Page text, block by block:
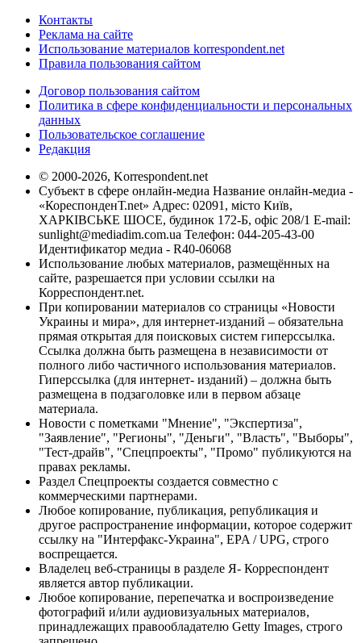
Контакты
Реклама на сайте
Использование материалов korrespondent.net
Правила пользования сайтом
Договор пользования сайтом
Политика в сфере конфиденциальности и персональных
данных
Пользовательское соглашение
Редакция
© 2000-2026, Korrespondent.net
Субъект в сфере онлайн-медиа Название онлайн-медиа -
«КореспонденТ.net» Адрес: 02091, місто Київ,
ХАРКІВСЬКЕ ШОСЕ, будинок 172-Б, офіс 208/1 E-mail:
sunlight@mediadim.com.ua Телефон: 044-205-43-00
Идентификатор медиа - R40-06068
Использование любых материалов, размещённых на
сайте, разрешается при условии ссылки на
Корреспондент.net.
При копировании материалов со страницы «Новости
Украины и мира», для интернет-изданий – обязательна
прямая открытая для поисковых систем гиперссылка.
Ссылка должна быть размещена в независимости от
полного либо частичного использования материалов.
Гиперссылка (для интернет- изданий) – должна быть
размещена в подзаголовке или в первом абзаце
материала.
Новости с пометками "Мнение", "Экспертиза",
"Заявление", "Регионы", "Деньги", "Власть", "Выборы",
"Тест-драйв", "Спецпроекты", "Промо" публикуются на
правах рекламы.
Раздел Спецпроекты создается совместно с
коммерческими партнерами.
Любое копирование, публикация, републикация и
другое распространение информации, которое содержит
ссылку на "Интерфакс-Украина", EPA / UPG, строго
воспрещается.
Владелец веб-страницы в разделе Я- Корреспондент
является автор публикации.
Любое копирование, перепечатка и воспроизведение
фотографий и/или аудиовизуальных материалов,
принадлежащих правообладателю Getty Images, строго